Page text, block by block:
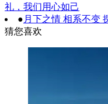
礼，我们用心如己
● 月下之情 相系不变
猜您喜欢